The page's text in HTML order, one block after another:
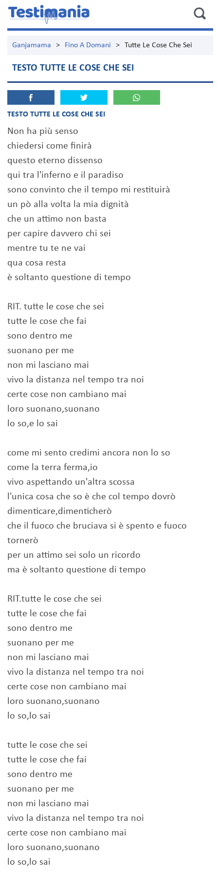
Ganjamama > Fino A Domani > Tutte Le Cose Che Sei
TESTO TUTTE LE COSE CHE SEI
TESTO TUTTE LE COSE CHE SEI
Non ha più senso
chiedersi come finirà
questo eterno dissenso
qui tra l'inferno e il paradiso
sono convinto che il tempo mi restituirà
un pò alla volta la mia dignità
che un attimo non basta
per capire davvero chi sei
mentre tu te ne vai
qua cosa resta
è soltanto questione di tempo
RIT. tutte le cose che sei
tutte le cose che fai
sono dentro me
suonano per me
non mi lasciano mai
vivo la distanza nel tempo tra noi
certe cose non cambiano mai
loro suonano,suonano
lo so,e lo sai
come mi sento credimi ancora non lo so
come la terra ferma,io
vivo aspettando un'altra scossa
l'unica cosa che so è che col tempo dovrò
dimenticare,dimenticherò
che il fuoco che bruciava si è spento e fuoco
tornerò
per un attimo sei solo un ricordo
ma è soltanto questione di tempo
RIT.tutte le cose che sei
tutte le cose che fai
sono dentro me
suonano per me
non mi lasciano mai
vivo la distanza nel tempo tra noi
certe cose non cambiano mai
loro suonano,suonano
lo so,lo sai
tutte le cose che sei
tutte le cose che fai
sono dentro me
suonano per me
non mi lasciano mai
vivo la distanza nel tempo tra noi
certe cose non cambiano mai
loro suonano,suonano
lo so,lo sai